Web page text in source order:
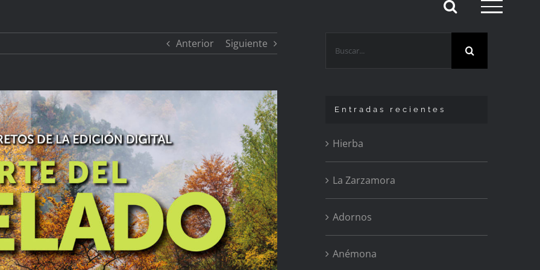
Anterior Siguiente
Entradas recientes
Hierba
La Zarzamora
Adornos
Anémona